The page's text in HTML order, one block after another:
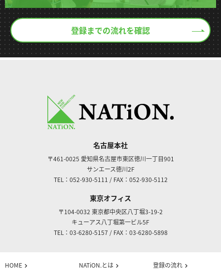
登録までの流れを確認
名古屋本社
〒461-0025 愛知県名古屋市東区徳川一丁目901
サンエース徳川2F
TEL：052-930-5111 / FAX：052-930-5112
東京オフィス
〒104-0032 東京都中央区八丁堀3-19-2
キューアス八丁堀第一ビル5F
TEL：03-6280-5157 / FAX：03-6280-5898
HOME chevron_right NATiON.とはchevron_right 登録の流れchevron_right